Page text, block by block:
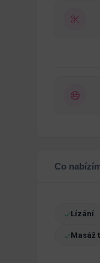
Co
Lízání
Masáž